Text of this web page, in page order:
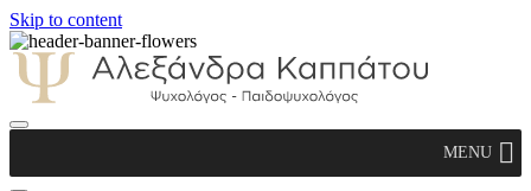
Skip to content
Παιδοψυχολόγος
MENU